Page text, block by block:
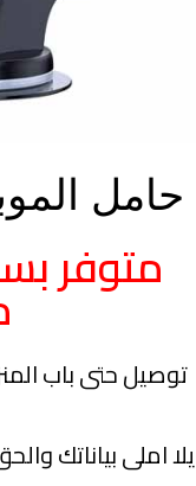
حامل
توصيل حتى باب